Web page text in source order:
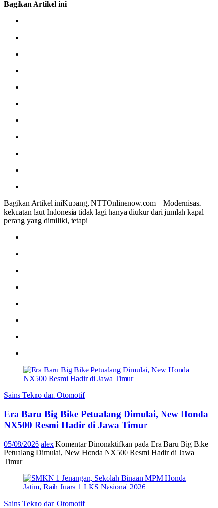
Bagikan Artikel ini
Bagikan Artikel iniKupang, NTTOnlinenow.com – Modernisasi
kekuatan laut Indonesia tidak lagi hanya diukur dari jumlah kapal
perang yang dimiliki, tetapi
Sains Tekno dan Otomotif
Era Baru Big Bike Petualang Dimulai, New Honda
NX500 Resmi Hadir di Jawa Timur
05/08/2026 alex Komentar Dinonaktifkan pada Era Baru Big Bike
Petualang Dimulai, New Honda NX500 Resmi Hadir di Jawa
Timur
Sains Tekno dan Otomotif